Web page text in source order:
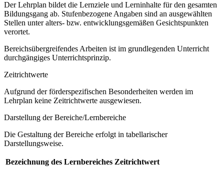
Der Lehrplan bildet die Lernziele und Lerninhalte für den gesamten
Bildungsgang ab. Stufenbezogene Angaben sind an ausgewählten
Stellen unter alters- bzw. entwicklungsgemäßen Gesichtspunkten
verortet.
Bereichsübergreifendes Arbeiten ist im grundlegenden Unterricht
durchgängiges Unterrichtsprinzip.
Zeitrichtwerte
Aufgrund der förderspezifischen Besonderheiten werden im
Lehrplan keine Zeitrichtwerte ausgewiesen.
Darstellung der Bereiche/Lernbereiche
Die Gestaltung der Bereiche erfolgt in tabellarischer
Darstellungsweise.
Bezeichnung des Lernbereiches Zeitrichtwert